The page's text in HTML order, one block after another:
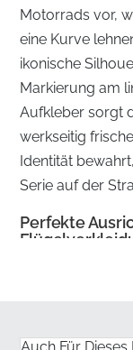
Motorrads vor,
eine Kurve
ikonische
Markierung am
Aufkleber sorgt
werkseitig
Identität
Serie auf der
Perfekte